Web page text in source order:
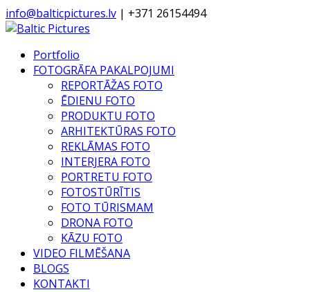
info@balticpictures.lv | +371 26154494
Portfolio
FOTOGRĀFA PAKALPOJUMI
REPORTĀŽAS FOTO
ĒDIENU FOTO
PRODUKTU FOTO
ARHITEKTŪRAS FOTO
REKLĀMAS FOTO
INTERJERA FOTO
PORTRETU FOTO
FOTOSTŪRĪTIS
FOTO TŪRISMAM
DRONA FOTO
KĀZU FOTO
VIDEO FILMĒŠANA
BLOGS
KONTAKTI